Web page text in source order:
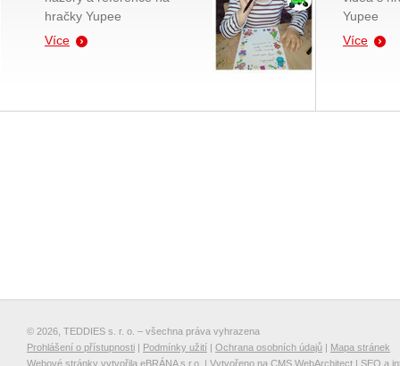
hračky Yupee
Více
Yupee
Více
© 2026, TEDDIES s. r. o. – všechna práva vyhrazena
Prohlášení o přístupnosti | Podmínky užití | Ochrana osobních údajů | Mapa stránek
Webové stránky vytvořila eBRÁNA s.r.o. | Vytvořeno na CMS WebArchitect | SEO a